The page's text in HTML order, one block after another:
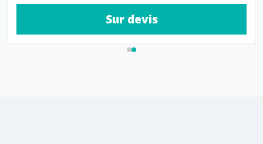
Sur devis